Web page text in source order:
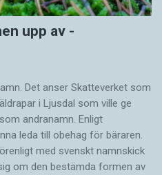
upp av
Det anser Skatte­verket som
i Ljusdal som ville ge
andranamn. Enligt
leda till obehag för bäraren.
med svenskt namnskick
om den bestämda formen av